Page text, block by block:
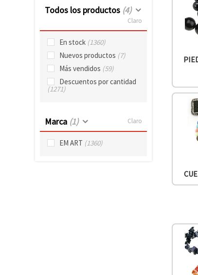
Todos los productos (4)
Claro
En stock (1360)
Nuevos productos (7)
Más vendidos (59)
Descuentos por cantidad
(1271)
Marca (1) Claro
EM ART (1360)